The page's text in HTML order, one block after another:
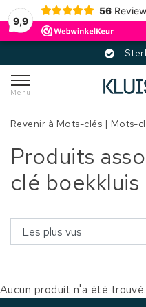
9,9
56
Menu
Revenir à Mots-clés | Mots-
Produits
clé boekkluis
Aucun produit n'a été